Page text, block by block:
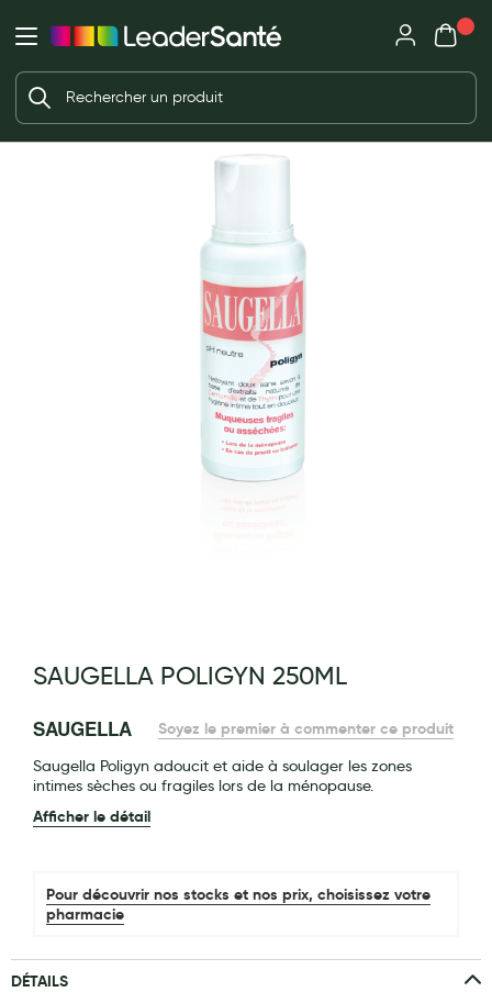
Ma Pharmacie LeaderSanté
Ouvrir l'application
Ouvrir
Mon
Votre panier est vide
Beauté et soin
Dentifrices et bains de bouche
Brosses à dents et accessoires dentaires
Accessoires, coutellerie, brosserie
Bouillottes
Parfums et bougies d'ambiance
Mon bébé
Soins bébé
Couches
SAUGELLA POLIGYN 250ML
SAUGELLA
Soyez le premier à commenter ce produit
Saugella Poligyn adoucit et aide à soulager les zones
intimes sèches ou fragiles lors de la ménopause.
Afficher le détail
Pour découvrir nos stocks et nos prix, choisissez votre
pharmacie
DÉTAILS